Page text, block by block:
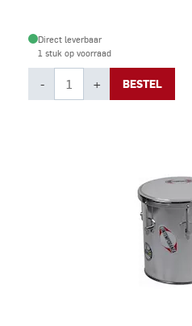
Direct leverbaar
1 stuk op voorraad
- + BESTEL